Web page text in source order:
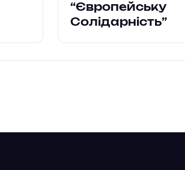
“Європейську
Солідарність”